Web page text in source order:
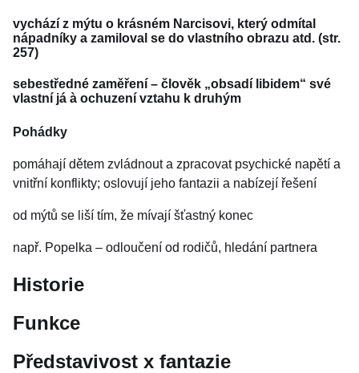
vychází z mýtu o krásném Narcisovi, který odmítal
nápadníky a zamiloval se do vlastního obrazu atd. (str.
257)
sebestředné zaměření – člověk „obsadí libidem“ své
vlastní já à ochuzení vztahu k druhým
Pohádky
pomáhají dětem zvládnout a zpracovat psychické napětí a
vnitřní konflikty; oslovují jeho fantazii a nabízejí řešení
od mýtů se liší tím, že mívají šťastný konec
např. Popelka – odloučení od rodičů, hledání partnera
Historie
Funkce
Představivost x fantazie